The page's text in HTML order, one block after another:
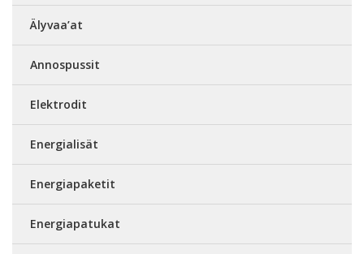
Älyvaa’at
Annospussit
Elektrodit
Energialisät
Energiapaketit
Energiapatukat